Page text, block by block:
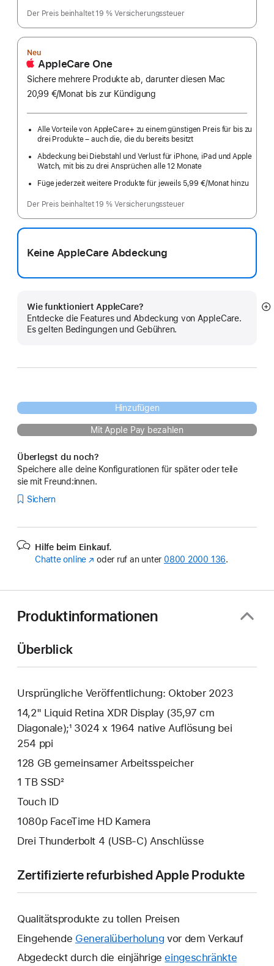
Der Preis beinhaltet 19 % Versicherungssteuer
Neu
AppleCare One
Sichere mehrere Produkte ab, darunter diesen Mac
20,99 €/Monat pro
bis zur Kündigung
Alle Vorteile von AppleCare+ zu einem günstigen Preis für bis zu
drei Produkte – auch die, die du bereits besitzt
Abdeckung bei Diebstahl und Verlust für iPhone, iPad und Apple
Watch, mit bis zu drei Ansprüchen alle 12 Monate
Füge jederzeit weitere Produkte für jeweils 5,99 €/Monat hinzu
Der Preis beinhaltet 19 % Versicherungssteuer
Keine AppleCare Abdeckung
Wie funktioniert AppleCare?
Entdecke die Features und Abdeckung von AppleCare.
Es gelten Bedingungen und Gebühren.
Hinzufügen
Mit Apple Pay bezahlen
Überlegst du noch?
Speichere alle deine Konfigurationen für später oder teile
sie mit Freund:innen.
Sichern
Hilfe beim Einkauf.
Chatte online (Öffnet
oder ruf an unter 0800 2000 136.
Produktinformationen
Überblick
Ursprüngliche Veröffentlichung: Oktober 2023
14,2" Liquid Retina XDR Display (35,97 cm
Diagonale);¹ 3024 x 1964 native Auflösung bei
254 ppi
128 GB gemeinsamer Arbeits­speicher
1 TB SSD²
Touch ID
1080p FaceTime HD Kamera
Drei Thunderbolt 4 (USB‑C) Anschlüsse
Zertifizierte refurbished Apple Produkte
Qualitätsprodukte zu tollen Preisen
Eingehende Generalüberholung vor dem Verkauf
Abgedeckt durch die einjährige eingeschränkte